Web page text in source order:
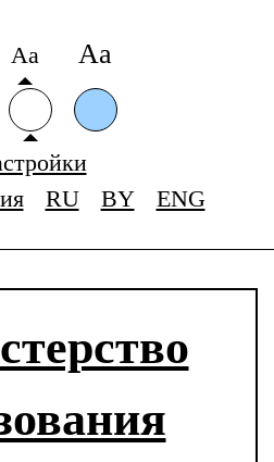
Аа Аа
RU BY ENG